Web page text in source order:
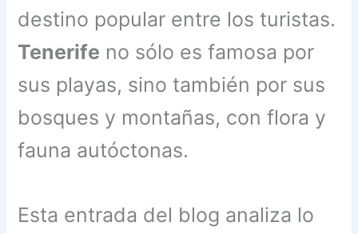
destino popular entre los turistas.
Tenerife no sólo es famosa por
sus playas, sino también por sus
bosques y montañas, con flora y
fauna autóctonas.
Esta entrada del blog analiza lo